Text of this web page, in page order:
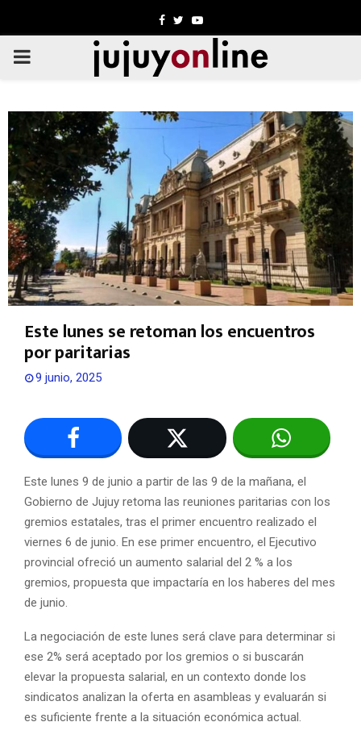
Facebook
TwitterYoutube
PRIMARY
Este lunes se retoman los encuentros
por paritarias
9 junio, 2025
Este lunes 9 de junio a partir de las 9 de la mañana, el
Gobierno de Jujuy retoma las reuniones paritarias con los
gremios estatales, tras el primer encuentro realizado el
viernes 6 de junio. En ese primer encuentro, el Ejecutivo
provincial ofreció un aumento salarial del 2 % a los
gremios, propuesta que impactaría en los haberes del mes
de junio.
La negociación de este lunes será clave para determinar si
ese 2% será aceptado por los gremios o si buscarán
elevar la propuesta salarial, en un contexto donde los
sindicatos analizan la oferta en asambleas y evaluarán si
es suficiente frente a la situación económica actual.